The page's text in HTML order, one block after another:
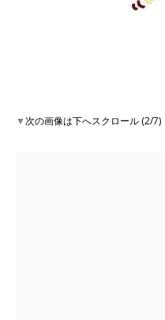
▼次の画像は下へスクロール (2/7)